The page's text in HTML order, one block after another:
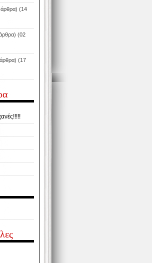
(14
(02
(17